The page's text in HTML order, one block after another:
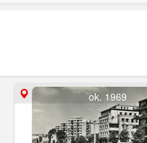
ok. 1969